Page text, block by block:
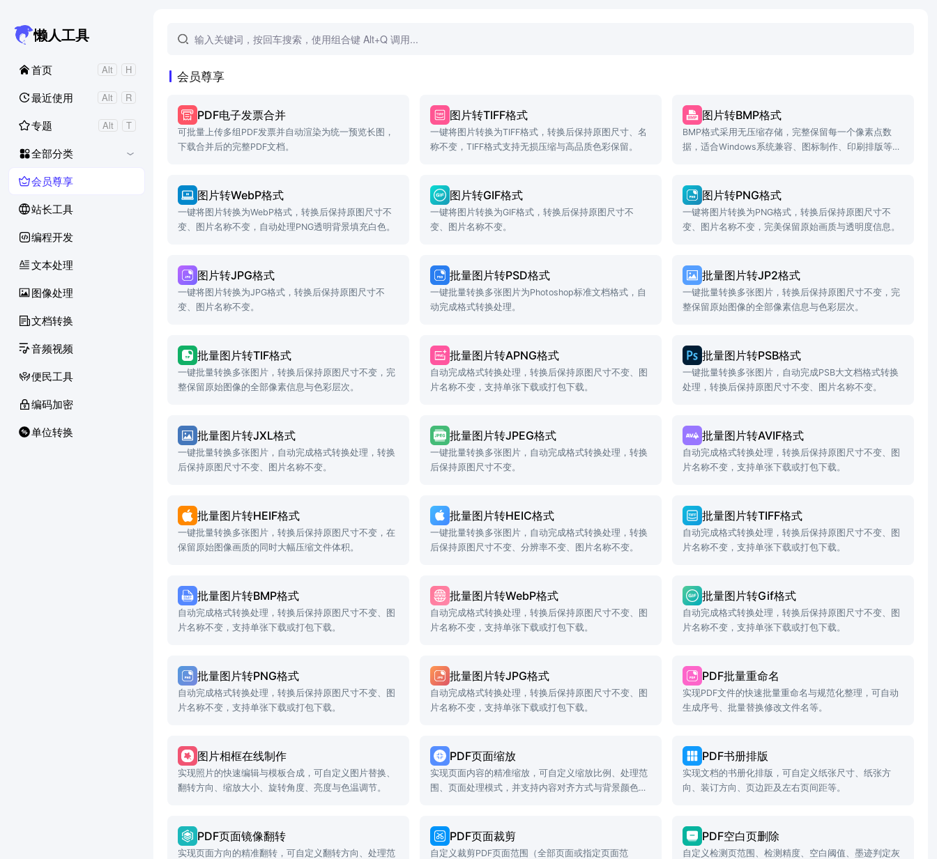
懒人工具
首页 Alt H
最近使用 Alt R
专题 Alt T
全部分类
会员尊享
站长工具
编程开发
文本处理
图像处理
文档转换
音频视频
便民工具
编码加密
单位转换
一站式免费在线工具箱 - 分类齐全，即开即用
会员尊享
PDF电子发票合并
可批量上传多组PDF发票并自动渲染为统一预览长图，
下载合并后的完整PDF文档。
图片转TIFF格式
一键将图片转换为TIFF格式，转换后保持原图尺寸、名
称不变，TIFF格式支持无损压缩与高品质色彩保留。
图片转BMP格式
BMP格式采用无压缩存储，完整保留每一个像素点数
据，适合Windows系统兼容、图标制作、印刷排版等场
图片转WebP格式
一键将图片转换为WebP格式，转换后保持原图尺寸不
变、图片名称不变，自动处理PNG透明背景填充白色。
图片转GIF格式
一键将图片转换为GIF格式，转换后保持原图尺寸不
变、图片名称不变。
图片转PNG格式
一键将图片转换为PNG格式，转换后保持原图尺寸不
变、图片名称不变，完美保留原始画质与透明度信息。
图片转JPG格式
一键将图片转换为JPG格式，转换后保持原图尺寸不
变、图片名称不变。
批量图片转PSD格式
一键批量转换多张图片为Photoshop标准文档格式，自
动完成格式转换处理。
批量图片转JP2格式
一键批量转换多张图片，转换后保持原图尺寸不变，完
整保留原始图像的全部像素信息与色彩层次。
批量图片转TIF格式
一键批量转换多张图片，转换后保持原图尺寸不变，完
整保留原始图像的全部像素信息与色彩层次。
批量图片转APNG格式
自动完成格式转换处理，转换后保持原图尺寸不变、图
片名称不变，支持单张下载或打包下载。
批量图片转PSB格式
一键批量转换多张图片，自动完成PSB大文档格式转换
处理，转换后保持原图尺寸不变、图片名称不变。
批量图片转JXL格式
一键批量转换多张图片，自动完成格式转换处理，转换
后保持原图尺寸不变、图片名称不变。
批量图片转JPEG格式
一键批量转换多张图片，自动完成格式转换处理，转换
后保持原图尺寸不变。
批量图片转AVIF格式
自动完成格式转换处理，转换后保持原图尺寸不变、图
片名称不变，支持单张下载或打包下载。
批量图片转HEIF格式
一键批量转换多张图片，转换后保持原图尺寸不变，在
保留原始图像画质的同时大幅压缩文件体积。
批量图片转HEIC格式
一键批量转换多张图片，自动完成格式转换处理，转换
后保持原图尺寸不变、分辨率不变、图片名称不变。
批量图片转TIFF格式
自动完成格式转换处理，转换后保持原图尺寸不变、图
片名称不变，支持单张下载或打包下载。
批量图片转BMP格式
自动完成格式转换处理，转换后保持原图尺寸不变、图
片名称不变，支持单张下载或打包下载。
批量图片转WebP格式
自动完成格式转换处理，转换后保持原图尺寸不变、图
片名称不变，支持单张下载或打包下载。
批量图片转Gif格式
自动完成格式转换处理，转换后保持原图尺寸不变、图
片名称不变，支持单张下载或打包下载。
批量图片转PNG格式
自动完成格式转换处理，转换后保持原图尺寸不变、图
片名称不变，支持单张下载或打包下载。
批量图片转JPG格式
自动完成格式转换处理，转换后保持原图尺寸不变、图
片名称不变，支持单张下载或打包下载。
PDF批量重命名
实现PDF文件的快速批量重命名与规范化整理，可自动
生成序号、批量替换修改文件名等。
图片相框在线制作
实现照片的快速编辑与模板合成，可自定义图片替换、
翻转方向、缩放大小、旋转角度、亮度与色温调节。
PDF页面缩放
实现页面内容的精准缩放，可自定义缩放比例、处理范
围、页面处理模式，并支持内容对齐方式与背景颜色设
PDF书册排版
实现文档的书册化排版，可自定义纸张尺寸、纸张方
向、装订方向、页边距及左右页间距等。
PDF页面镜像翻转
实现页面方向的精准翻转，可自定义翻转方向、处理范
PDF页面裁剪
自定义裁剪PDF页面范围（全部页面或指定页面范
PDF空白页删除
自定义检测页范围、检测精度、空白阈值、墨迹判定灰